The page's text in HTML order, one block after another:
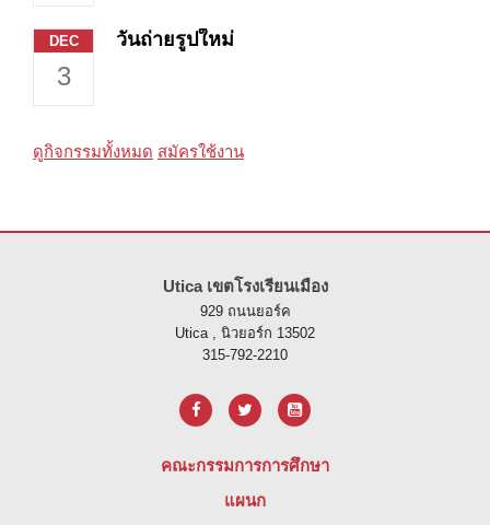
DEC
3
วันถ่ายรูปใหม่
ดูกิจกรรมทั้งหมด สมัครใช้งาน
Utica เขตโรงเรียนเมือง
929 ถนนยอร์ค
Utica , นิวยอร์ก 13502
315-792-2210
คณะกรรมการการศึกษา
แผนก